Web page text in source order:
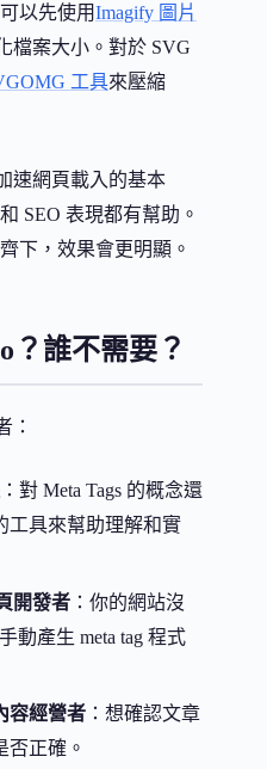
以先使用Imagify 圖片
檔案大小。對於 SVG
工具來壓縮
速網頁載入的基本
SEO 表現都有幫助。
下，效果會更明顯。
？誰不需要？
：
：對 Meta Tags 的概念還
工具來幫助理解和實
開發者 ：你的網站沒
動產生 meta tag 程式
容經營者 ：想確認文章
否正確。